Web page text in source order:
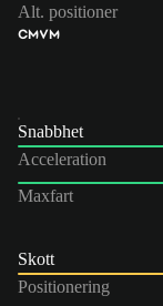
Alt. positioner
CMVM
Snabbhet
Acceleration
Maxfart
Skott
Positionering